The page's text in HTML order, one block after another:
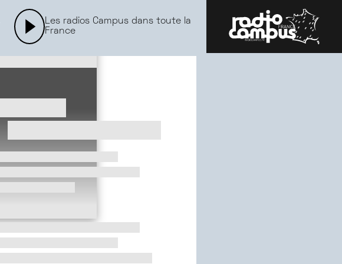
Les radios Campus dans toute la
France